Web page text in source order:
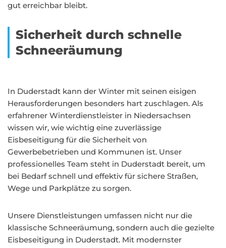
gut erreichbar bleibt.
Sicherheit durch schnelle
Schneeräumung
In Duderstadt kann der Winter mit seinen eisigen
Herausforderungen besonders hart zuschlagen. Als
erfahrener Winterdienstleister in Niedersachsen
wissen wir, wie wichtig eine zuverlässige
Eisbeseitigung für die Sicherheit von
Gewerbebetrieben und Kommunen ist. Unser
professionelles Team steht in Duderstadt bereit, um
bei Bedarf schnell und effektiv für sichere Straßen,
Wege und Parkplätze zu sorgen.
Unsere Dienstleistungen umfassen nicht nur die
klassische Schneeräumung, sondern auch die gezielte
Eisbeseitigung in Duderstadt. Mit modernster